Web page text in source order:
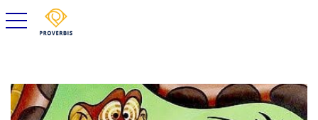
toggle navigation